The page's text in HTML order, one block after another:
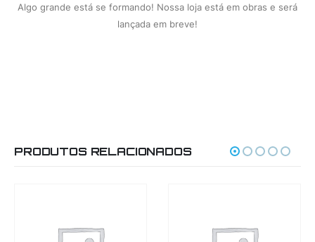
Algo grande está se formando! Nossa loja está em obras e será
lançada em breve!
PRODUTOS RELACIONADOS